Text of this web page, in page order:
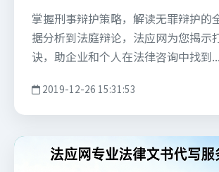
掌握刑事辩护策略，解读无罪辩护的
据分析到法庭辩论，法应网为您揭示
诀，助企业和个人在法律咨询中找到
2019-12-26 15:31:53